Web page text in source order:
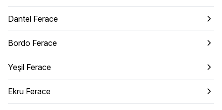
Dantel Ferace
Bordo Ferace
Yeşil Ferace
Ekru Ferace